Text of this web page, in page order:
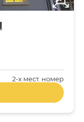
2-x мест. номер